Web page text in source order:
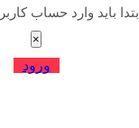
ابتدا باید وارد حساب
×
ورود